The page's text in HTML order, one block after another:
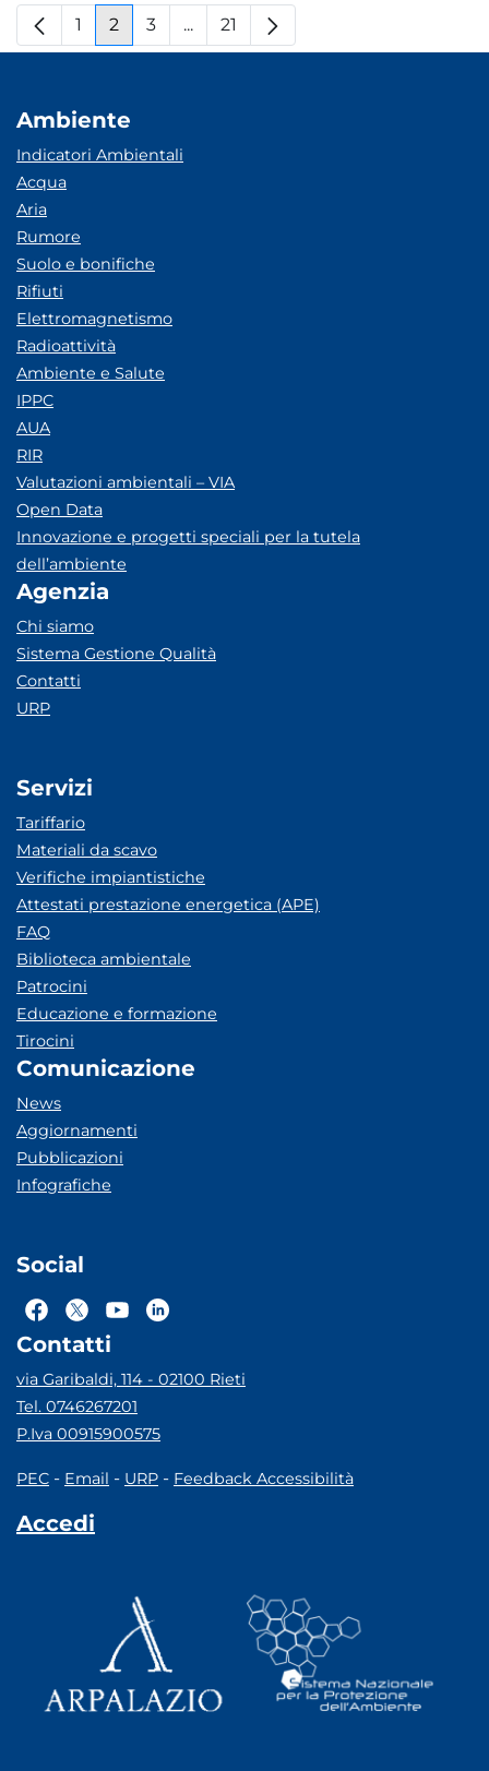
Pagina
1 Pagina
2 Pagina
3 ...Pagine intermedie
Pagina
21
Ambiente
Indicatori Ambientali
Acqua
Aria
Rumore
Suolo e bonifiche
Rifiuti
Elettromagnetismo
Radioattività
Ambiente e Salute
IPPC
AUA
RIR
Valutazioni ambientali – VIA
Open Data
Innovazione e progetti speciali per la tutela
dell’ambiente
Agenzia
Chi siamo
Sistema Gestione Qualità
Contatti
URP
Servizi
Tariffario
Materiali da scavo
Verifiche impiantistiche
Attestati prestazione energetica (APE)
FAQ
Biblioteca ambientale
Patrocini
Educazione e formazione
Tirocini
Comunicazione
News
Aggiornamenti
Pubblicazioni
Infografiche
Social
Contatti
via Garibaldi, 114 - 02100 Rieti
Tel. 0746267201
P.Iva 00915900575
PEC - Email - URP - Feedback Accessibilità
Accedi